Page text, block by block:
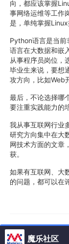
向，都应该掌握
事网络运维等工作
是，单纯掌握Linux
Python语言是当前
语言在大数据和嵌
从事程序员岗位，
毕业生来说，要想
攻方向，比如Web
最后，不论选择哪
要注重实践能力的
我从事互联网行业
研究方向集中在大
网技术方面的文章
获。
如果有互联网、大
的问题，都可以在
魔乐社区